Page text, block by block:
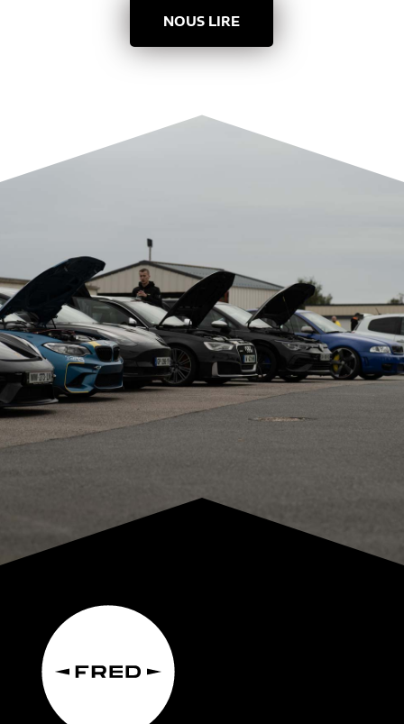
NOUS LIRE